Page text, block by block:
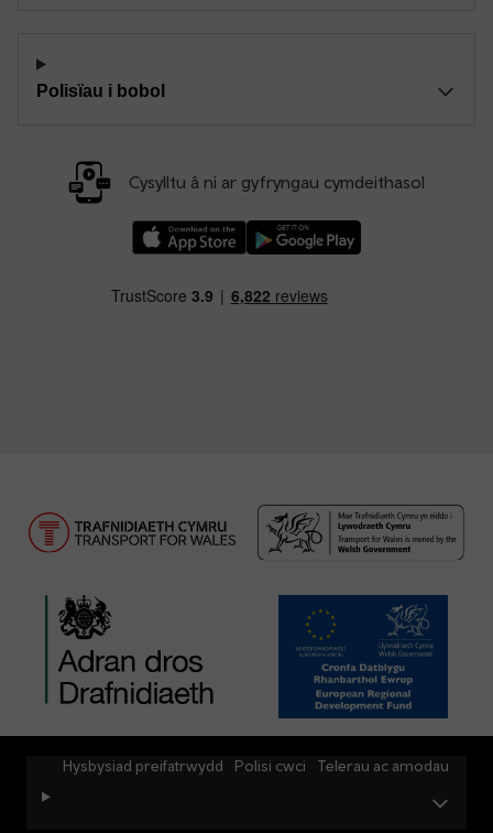
Polisïau i bobol
Cysylltu â ni ar gyfryngau cymdeithasol
Hysbysiad preifatrwydd Polisi cwci Telerau ac amodau